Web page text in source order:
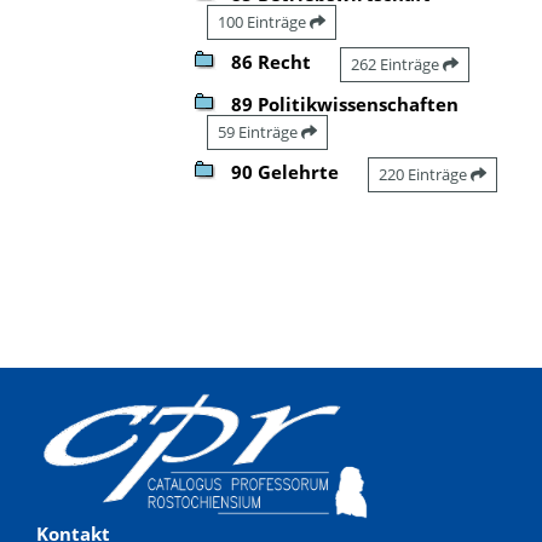
100 Einträge
86 Recht 262 Einträge
89 Politikwissenschaften
59 Einträge
90 Gelehrte 220 Einträge
Kontakt